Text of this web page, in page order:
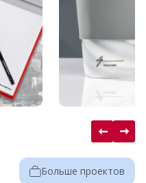
Больше проектов